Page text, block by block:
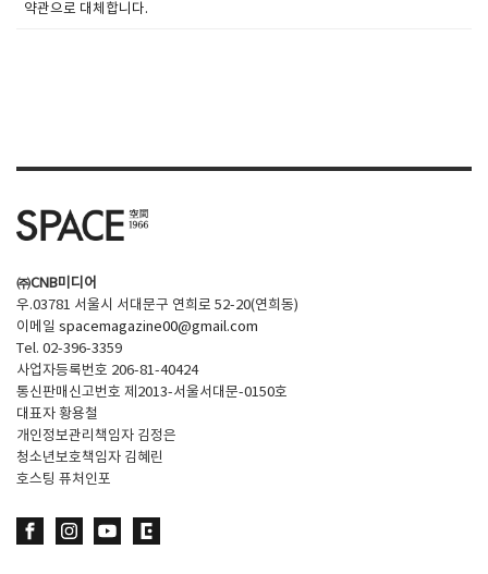
약관으로 대체합니다.
㈜CNB미디어
우.03781 서울시 서대문구 연희로 52-20(연희동)
이메일 spacemagazine00@gmail.com
Tel. 02-396-3359
사업자등록번호 206-81-40424
통신판매신고번호 제2013-서울서대문-0150호
대표자 황용철
개인정보관리책임자 김정은
청소년보호책임자 김혜린
호스팅 퓨처인포